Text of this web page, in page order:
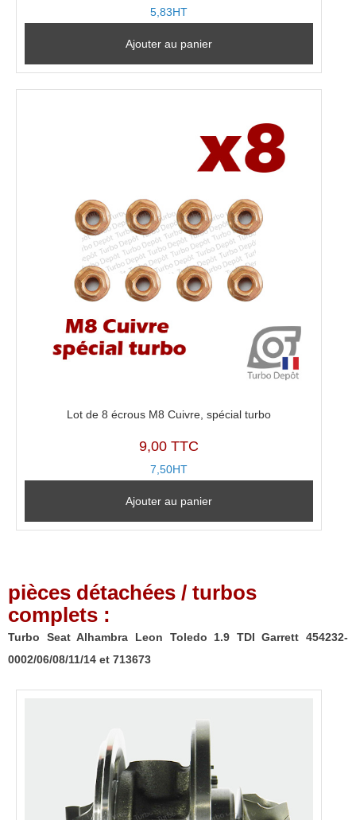
5,83HT
Ajouter au panier
Lot de 8 écrous M8 Cuivre, spécial turbo
9,00 TTC
7,50HT
Ajouter au panier
pièces détachées / turbos
complets :
Turbo Seat Alhambra Leon Toledo 1.9 TDI Garrett 454232-
0002/06/08/11/14 et 713673